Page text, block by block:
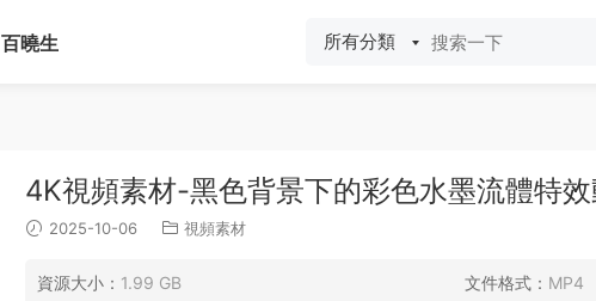
百曉生 所有分類
4K視頻素材-黑色背景下的彩色水墨流體特
2025-10-06 視頻素材
資源大小： 1.99 GB 文件格式： MP4